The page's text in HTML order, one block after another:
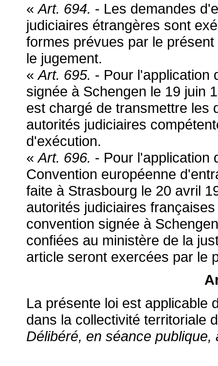
«Art. 694. - Les demandes
judiciaires étrangères sont
formes prévues par le
le jugement.
«Art. 695. - Pour l'application
signée à Schengen le 19 juin
est chargé de transmettre les
autorités judiciaires
d'exécution.
«Art. 696. - Pour l'application
Convention européenne
faite à Strasbourg le 20 avril
autorités judiciaires
convention signée à
confiées au ministère de la
article seront exercées par le
La présente loi est applicable
dans la collectivité territoriale
Délibéré, en séance